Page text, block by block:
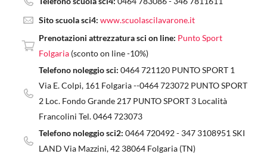
Sito scuola sci4: www.scuolascilavarone.it
Prenotazioni attrezzatura sci on line: Punto Sport
Folgaria (sconto on line -10%)
Telefono noleggio sci: 0464 721120 PUNTO SPORT 1
Via E. Colpi, 161 Folgaria --0464 723072 PUNTO SPORT
2 Loc. Fondo Grande 217 PUNTO SPORT 3 Località
Francolini Tel. 0464 723073
Telefono noleggio sci2: 0464 720492 - 347 3108951 SKI
LAND Via Mazzini, 42 38064 Folgaria (TN)